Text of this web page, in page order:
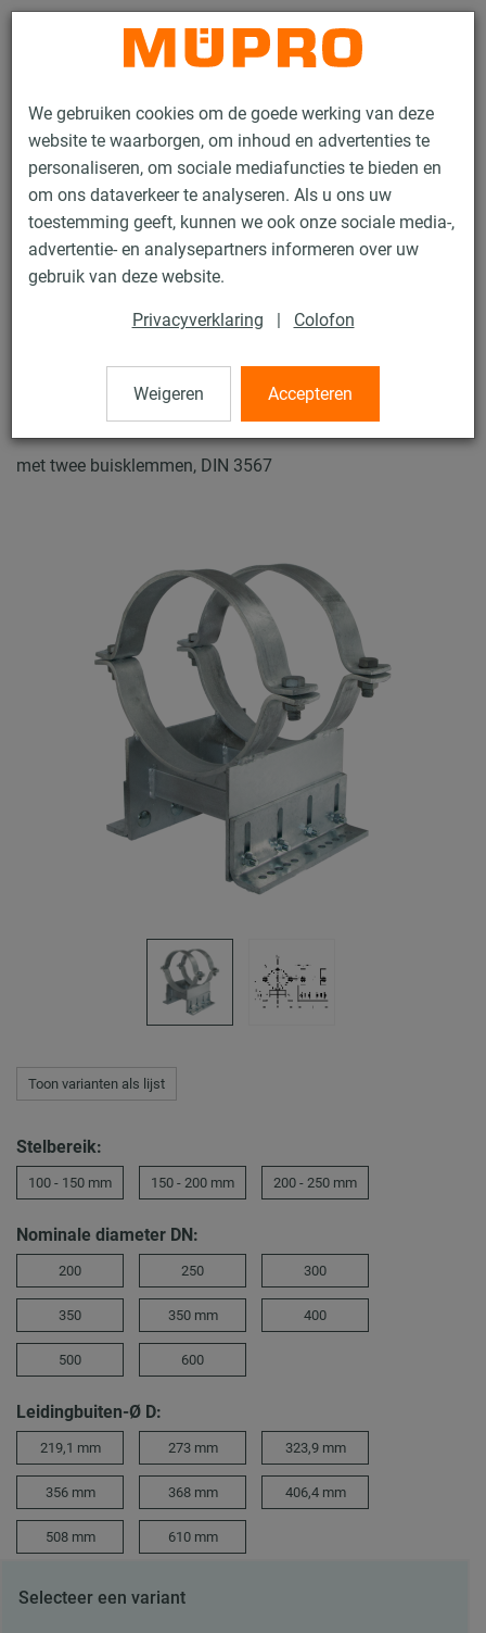
We gebruiken cookies om de goede werking van deze
website te waarborgen, om inhoud en advertenties te
personaliseren, om sociale mediafuncties te bieden en
om ons dataverkeer te analyseren. Als u ons uw
toestemming geeft, kunnen we ook onze sociale media-,
advertentie- en analysepartners informeren over uw
gebruik van deze website.
Privacyverklaring | Colofon
Weigeren Accepteren
Contact
Producten Bevestigingstechniek
Thermisch verzinkte producten
Thermisch verzinkte producten voor glijsleëen en toebehoren
Glijsleeën Type DHV-2
9 / 19
Glijsleeën Type DHV-2
met twee buisklemmen, DIN 3567
Toon varianten als lijst
Stelbereik:
100 - 150 mm 150 - 200 mm 200 - 250 mm
Nominale diameter DN:
200 250 300
350 350 mm 400
500 600
Leidingbuiten-Ø D:
219,1 mm 273 mm 323,9 mm
356 mm 368 mm 406,4 mm
508 mm 610 mm
Selecteer een variant